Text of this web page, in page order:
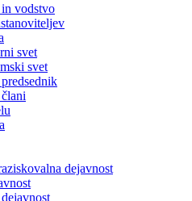
vodstvo
svet
svet
dejavnost